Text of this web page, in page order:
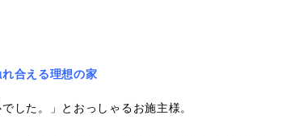
合える理想の家
した。」とおっしゃるお施主様。